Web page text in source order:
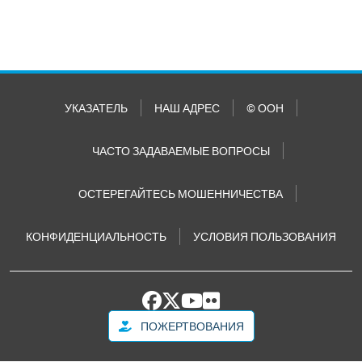
УКАЗАТЕЛЬ НАШ АДРЕС © ООН
ЧАСТО ЗАДАВАЕМЫЕ ВОПРОСЫ
ОСТЕРЕГАЙТЕСЬ МОШЕННИЧЕСТВА
КОНФИДЕНЦИАЛЬНОСТЬ УСЛОВИЯ ПОЛЬЗОВАНИЯ
ПОЖЕРТВОВАНИЯ